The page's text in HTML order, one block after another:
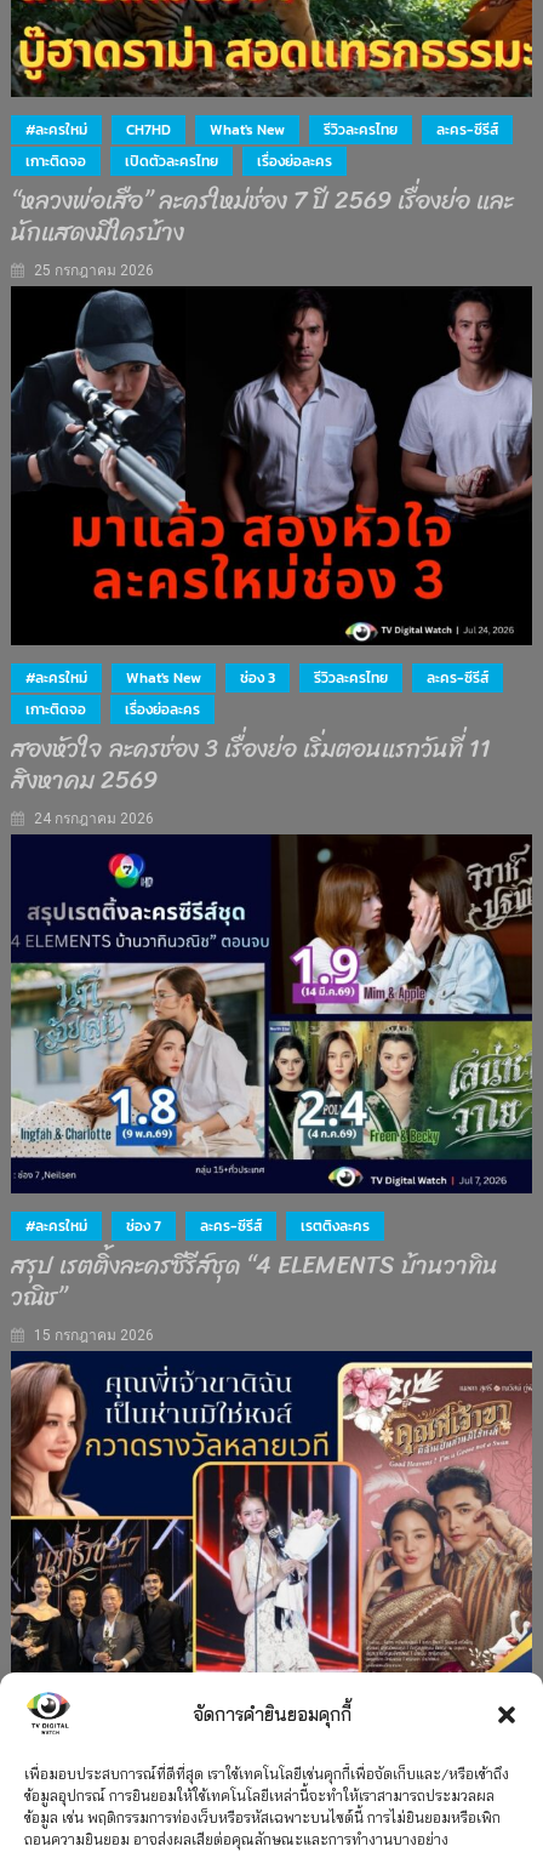
จัดการคำยินยอมคุกกี้
เพื่อมอบประสบการณ์ที่ดีที่สุด เราใช้เทคโนโลยีเช่นคุกกี้เพื่อจัดเก็บและ/หรือเข้าถึง
ข้อมูลอุปกรณ์ การยินยอมให้ใช้เทคโนโลยีเหล่านี้จะทำให้เราสามารถประมวลผล
ข้อมูล เช่น พฤติกรรมการท่องเว็บหรือรหัสเฉพาะบนไซต์นี้ การไม่ยินยอมหรือเพิก
ถอนความยินยอม อาจส่งผลเสียต่อคุณลักษณะและการทำงานบางอย่าง
#ละครใหม่ CH7HD What's New รีวิวละครไทย
ละคร-ซีรีส์
เกาะติดจอ
เปิดตัวละครไทย เรื่องย่อละคร
“หลวงพ่อเสือ” ละครใหม่ช่อง 7 ปี 2569 เรื่องย่อ และ
นักแสดงมีใครบ้าง
25 กรกฎาคม 2026
#ละครใหม่ What's New ช่อง 3 รีวิวละครไทย
ละคร-ซีรีส์
เกาะติดจอ
เรื่องย่อละคร
สองหัวใจ ละครช่อง 3 เรื่องย่อ เริ่มตอนแรกวันที่ 11
สิงหาคม 2569
24 กรกฎาคม 2026
#ละครใหม่ ช่อง 7 ละคร-ซีรีส์ เรตติงละคร
สรุป เรตติ้งละครซีรีส์ชุด “4 ELEMENTS บ้านวาทิน
วณิช”
15 กรกฎาคม 2026
”คุณพี่เจ้าขาดิฉันเป็นห่านมิใช่หงส์” กวาดรางวัล
เพียบ จาก 8 เวที